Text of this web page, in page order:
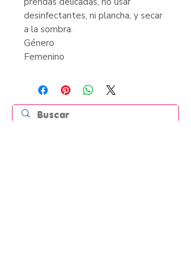
desinfectantes, ni plancha, y secar
a la sombra.
Género
Femenino